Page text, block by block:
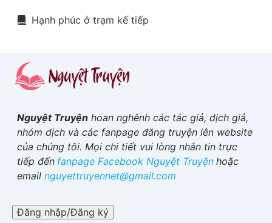
Hạnh phúc ở trạm kế tiếp
Nguyệt Truyện hoan nghênh các tác giả, dịch giả,
nhóm dịch và các fanpage đăng truyện lên website
của chúng tôi. Mọi chi tiết vui lòng nhắn tin trực
tiếp đến fanpage Facebook Nguyệt Truyện hoặc
email nguyettruyennet@gmail.com
Đăng nhập/Đăng ký